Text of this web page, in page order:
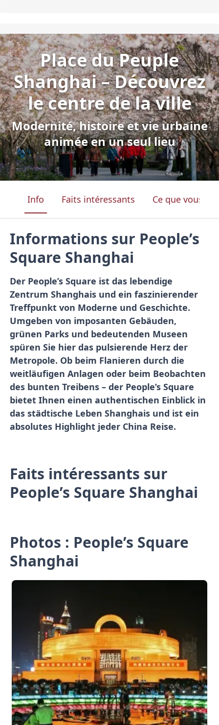
Place du Peuple
Shanghai – Découvrez
le centre de la ville
Modernité, histoire et vie urbaine
animée en un seul lieu
Info Faits intéressants Ce que vous
Informations sur People’s
Square Shanghai
Der People’s Square ist das lebendige
Zentrum Shanghais und ein faszinierender
Treffpunkt von Moderne und Geschichte.
Umgeben von imposanten Gebäuden,
grünen Parks und bedeutenden Museen
spüren Sie hier das pulsierende Herz der
Metropole. Ob beim Flanieren durch die
weitläufigen Anlagen oder beim Beobachten
des bunten Treibens – der People’s Square
bietet Ihnen einen authentischen Einblick in
das städtische Leben Shanghais und ist ein
absolutes Highlight jeder China Reise.
Faits intéressants sur
People’s Square Shanghai
Photos : People’s Square
Shanghai